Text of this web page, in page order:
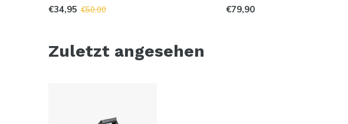
€34,95 €50,00 €79,90
Zuletzt angesehen